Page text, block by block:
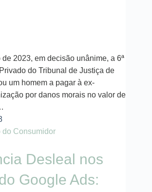
2023, em decisão unânime, a 6ª
do Tribunal de Justiça de
um homem a pagar à ex-
por danos morais no valor de
do Consumidor
Desleal nos
Google Ads: